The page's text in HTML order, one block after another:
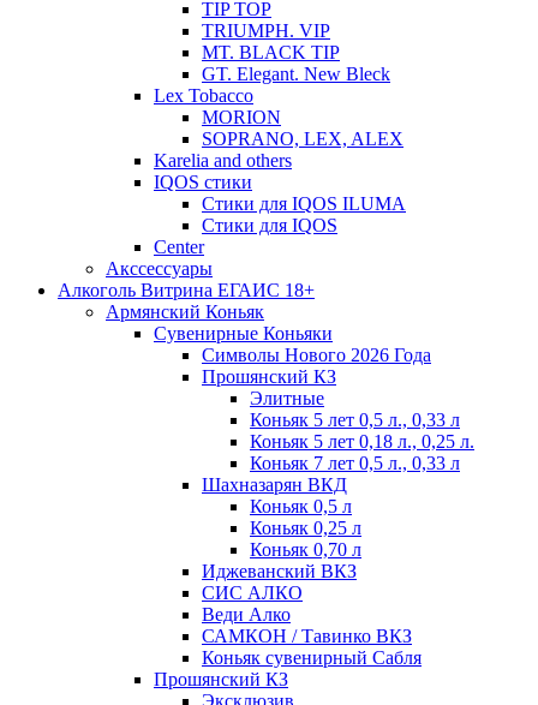
TIP TOP
TRIUMPH. VIP
MT. BLACK TIP
GT. Elegant. New Bleck
Lex Tobacco
MORION
SOPRANO, LEX, ALEX
Karelia and others
IQOS стики
Стики для IQOS ILUMA
Стики для IQOS
Сenter
Акссессуары
Алкоголь Витрина ЕГАИС 18+
Армянский Коньяк
Сувенирные Коньяки
Символы Нового 2026 Года
Прошянский КЗ
Элитные
Коньяк 5 лет 0,5 л., 0,33 л
Коньяк 5 лет 0,18 л., 0,25 л.
Коньяк 7 лет 0,5 л., 0,33 л
Шахназарян ВКД
Коньяк 0,5 л
Коньяк 0,25 л
Коньяк 0,70 л
Иджеванский ВКЗ
СИС АЛКО
Веди Алко
САМКОН / Тавинко ВКЗ
Коньяк сувенирный Сабля
Прошянский КЗ
Эксклюзив